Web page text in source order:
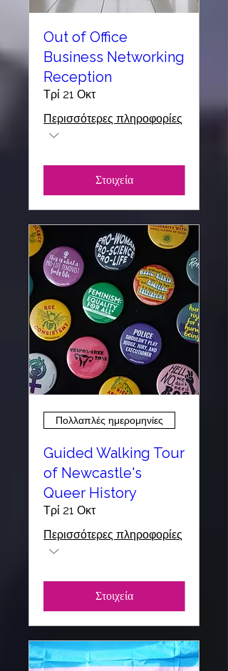
Out of Office
Business Networking
Reception
Τρί 21 Οκτ
Περισσότερες πληροφορίες
Στοιχεία
Πολλαπλές ημερομηνίες
Guided Walking Tour
of Newcastle's
Queer History
Τρί 21 Οκτ
Περισσότερες πληροφορίες
Στοιχεία